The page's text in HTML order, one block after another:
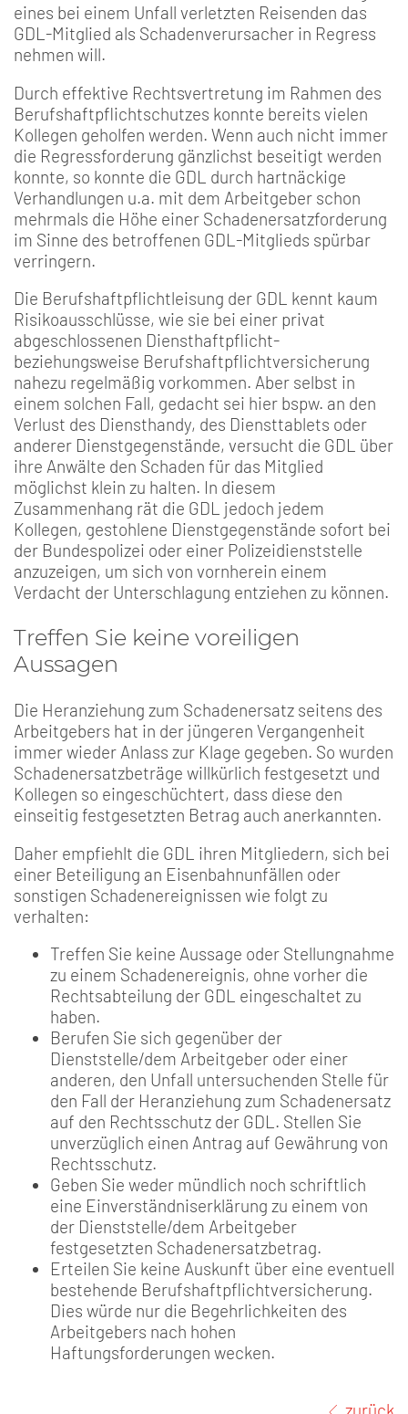
eines bei einem Unfall verletzten Reisenden das
GDL-Mitglied als Schadenverursacher in Regress
nehmen will.
Durch effektive Rechtsvertretung im Rahmen des
Berufshaftpflichtschutzes konnte bereits vielen
Kollegen geholfen werden. Wenn auch nicht immer
die Regressforderung gänzlichst beseitigt werden
konnte, so konnte die GDL durch hartnäckige
Verhandlungen u.a. mit dem Arbeitgeber schon
mehrmals die Höhe einer Schadenersatzforderung
im Sinne des betroffenen GDL-Mitglieds spürbar
verringern.
Die Berufshaftpflichtleisung der GDL kennt kaum
Risikoausschlüsse, wie sie bei einer privat
abgeschlossenen Diensthaftpflicht-
beziehungsweise Berufshaftpflichtversicherung
nahezu regelmäßig vorkommen. Aber selbst in
einem solchen Fall, gedacht sei hier bspw. an den
Verlust des Diensthandy, des Diensttablets oder
anderer Dienstgegenstände, versucht die GDL über
ihre Anwälte den Schaden für das Mitglied
möglichst klein zu halten. In diesem
Zusammenhang rät die GDL jedoch jedem
Kollegen, gestohlene Dienstgegenstände sofort bei
der Bundespolizei oder einer Polizeidienststelle
anzuzeigen, um sich von vornherein einem
Verdacht der Unterschlagung entziehen zu können.
Treffen Sie keine voreiligen
Aussagen
Die Heranziehung zum Schadenersatz seitens des
Arbeitgebers hat in der jüngeren Vergangenheit
immer wieder Anlass zur Klage gegeben. So wurden
Schadenersatzbeträge willkürlich festgesetzt und
Kollegen so eingeschüchtert, dass diese den
einseitig festgesetzten Betrag auch anerkannten.
Daher empfiehlt die GDL ihren Mitgliedern, sich bei
einer Beteiligung an Eisenbahnunfällen oder
sonstigen Schadenereignissen wie folgt zu
verhalten:
Treffen Sie keine Aussage oder Stellungnahme
zu einem Schadenereignis, ohne vorher die
Rechtsabteilung der GDL eingeschaltet zu
haben.
Berufen Sie sich gegenüber der
Dienststelle/dem Arbeitgeber oder einer
anderen, den Unfall untersuchenden Stelle für
den Fall der Heranziehung zum Schadenersatz
auf den Rechtsschutz der GDL. Stellen Sie
unverzüglich einen Antrag auf Gewährung von
Rechtsschutz.
Geben Sie weder mündlich noch schriftlich
eine Einverständniserklärung zu einem von
der Dienststelle/dem Arbeitgeber
festgesetzten Schadenersatzbetrag.
Erteilen Sie keine Auskunft über eine eventuell
bestehende Berufshaftpflichtversicherung.
Dies würde nur die Begehrlichkeiten des
Arbeitgebers nach hohen
Haftungsforderungen wecken.